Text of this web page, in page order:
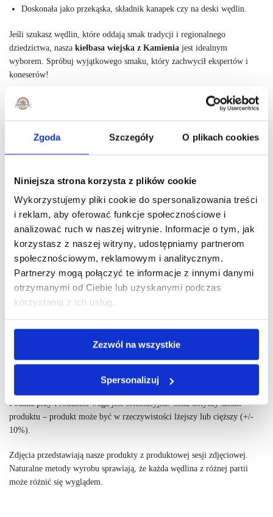
Zgoda Szczegóły O plikach cookies
Niniejsza strona korzysta z plików cookie
Wykorzystujemy pliki cookie do spersonalizowania treści
i reklam, aby oferować funkcje społecznościowe i
analizować ruch w naszej witrynie. Informacje o tym, jak
korzystasz z naszej witryny, udostępniamy partnerom
społecznościowym, reklamowym i analitycznym.
Partnerzy mogą połączyć te informacje z innymi danymi
otrzymanymi od Ciebie lub uzyskanymi podczas
korzystania z ich usług.
Zezwól na wszystkie
Spersonalizuj
Doskonała jako przekąska, składnik kanapek czy na deski wędlin.
Jeśli szukasz wędlin, które oddają smak tradycji i regionalnego
dziedzictwa, nasza kiełbasa wiejska z Kamienia jest idealnym
wyborem. Spróbuj wyjątkowego smaku, który zachwycił ekspertów i
koneserów!
Kup teraz i poznaj smak prawdziwej kiełbasy wiejskiej!
cukier.
asortymencie mogą znajdować się śladowe ilości
Kiełbasa w naturalnym jelicie wieprzowym.
Data ważności:
minimum 2 tygodnie od daty wysyłki (w zależności od
numeru partii; na każdym wysłanym produkcie znajduje się etykieta z
datą ważności)
Warunki przechowywania:Przechowywać w temperaturze od +2℃ do
+8℃. Dopuszcza się przechowywanie do 20℃, max. do 8 godzin
Waga i wygląd produktów
Podana przy Produkcie waga jest orientacyjna. Cena dotyczy sztuki
produktu – produkt może być w rzeczywistości lżejszy lub cięższy (+/-
10%).
Zdjęcia przedstawiają nasze produkty z produktowej sesji zdjęciowej.
Naturalne metody wyrobu sprawiają, że każda wędlina z różnej partii
może różnić się wyglądem.